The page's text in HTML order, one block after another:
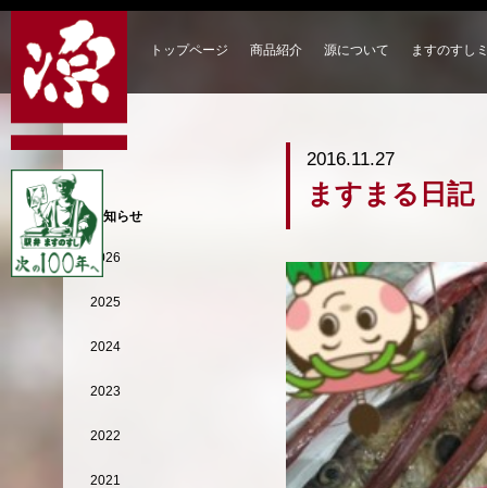
トップページ 商品紹介 源について ますのすし
2016.11.27
ますまる日記
お知らせ
2026
2025
2024
2023
2022
2021